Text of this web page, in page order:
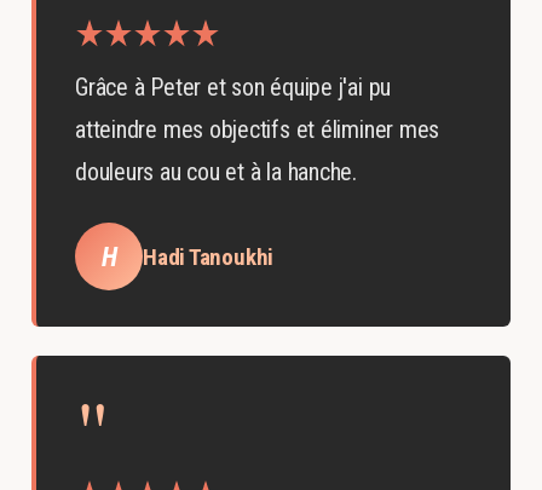
Grâce à Peter et son équipe j'ai pu
atteindre mes objectifs et éliminer mes
douleurs au cou et à la hanche.
H Hadi Tanoukhi
"